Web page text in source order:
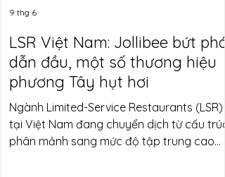
LSR Việt Nam: Jollibee bứt phá
dẫn đầu, một số thương hiệu
phương Tây hụt hơi
Ngành Limited-Service Restaurants (LSR)
tại Việt Nam đang chuyển dịch từ cấu trúc
phân mảnh sang mức độ tập trung cao
9 thg 6